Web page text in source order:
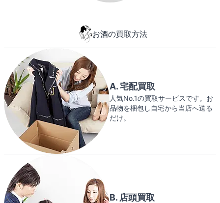
お酒の買取方法
A. 宅配買取
人気No.1の買取サービスです。お
品物を梱包し自宅から当店へ送る
だけ。
B. 店頭買取